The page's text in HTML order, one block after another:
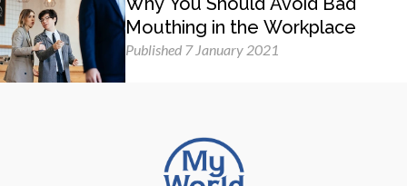
Mouthing in the Workplace
Published 7 January 2021